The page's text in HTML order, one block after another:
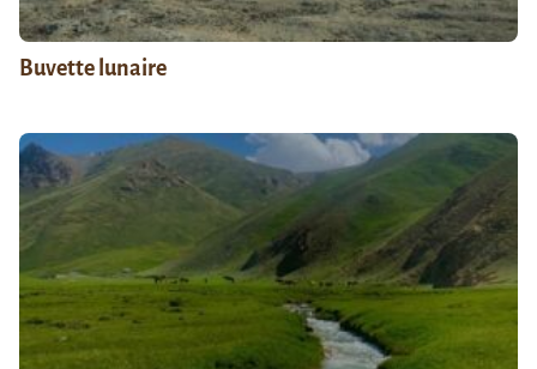
Buvette lunaire